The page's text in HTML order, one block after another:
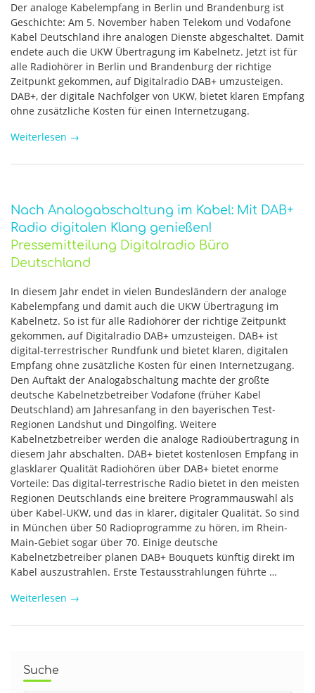
Der analoge Kabelempfang in Berlin und Brandenburg ist
Geschichte: Am 5. November haben Telekom und Vodafone
Kabel Deutschland ihre analogen Dienste abgeschaltet. Damit
endete auch die UKW Übertragung im Kabelnetz. Jetzt ist für
alle Radiohörer in Berlin und Brandenburg der richtige
Zeitpunkt gekommen, auf Digitalradio DAB+ umzusteigen.
DAB+, der digitale Nachfolger von UKW, bietet klaren Empfang
ohne zusätzliche Kosten für einen Internetzugang.
Weiterlesen →
Nach Analogabschaltung im Kabel: Mit DAB+
Radio digitalen Klang genießen!
Pressemitteilung Digitalradio Büro
Deutschland
In diesem Jahr endet in vielen Bundesländern der analoge
Kabelempfang und damit auch die UKW Übertragung im
Kabelnetz. So ist für alle Radiohörer der richtige Zeitpunkt
gekommen, auf Digitalradio DAB+ umzusteigen. DAB+ ist
digital-terrestrischer Rundfunk und bietet klaren, digitalen
Empfang ohne zusätzliche Kosten für einen Internetzugang.
Den Auftakt der Analogabschaltung machte der größte
deutsche Kabelnetzbetreiber Vodafone (früher Kabel
Deutschland) am Jahresanfang in den bayerischen Test-
Regionen Landshut und Dingolfing. Weitere
Kabelnetzbetreiber werden die analoge Radioübertragung in
diesem Jahr abschalten. DAB+ bietet kostenlosen Empfang in
glasklarer Qualität Radiohören über DAB+ bietet enorme
Vorteile: Das digital-terrestrische Radio bietet in den meisten
Regionen Deutschlands eine breitere Programmauswahl als
über Kabel-UKW, und das in klarer, digitaler Qualität. So sind
in München über 50 Radioprogramme zu hören, im Rhein-
Main-Gebiet sogar über 70. Einige deutsche
Kabelnetzbetreiber planen DAB+ Bouquets künftig direkt im
Kabel auszustrahlen. Erste Testausstrahlungen führte …
Weiterlesen →
Suche